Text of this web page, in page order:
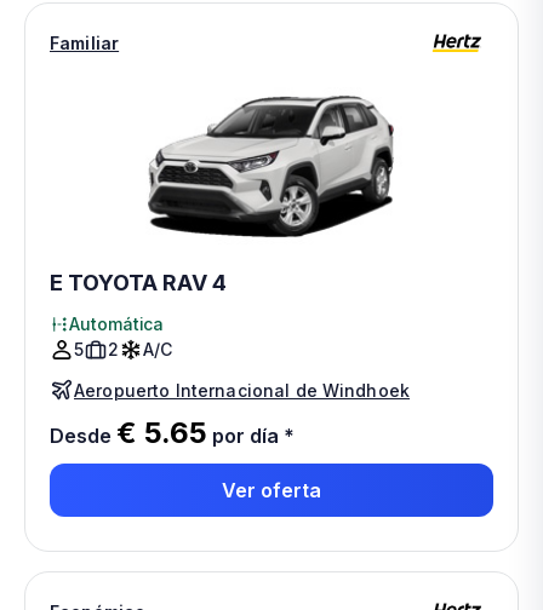
Familiar
E TOYOTA RAV 4
Automática
5
2
A/C
Aeropuerto Internacional de Windhoek
Desde € 5.65 por día *
Ver oferta